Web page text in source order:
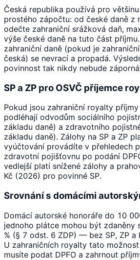
Česká republika používá pro
prostého zápočtu: od české daně z
odečte zahraniční srážková daň,
výše české daně na tuto část
zahraniční daně (pokud je
česká) se nevrací a propadá.
povinnost tak nikdy nebude
SP a ZP pro OSVČ příjemce
Pokud jsou zahraniční royalty příjmy
podléhají odvodům sociálního
základu daně) a zdravotního
základu daně). Zálohy na SP a ZP
vyúčtování provádíte v přehledech
zdravotní pojišťovnu po podání
vedlejší platí snížené zálohy a
Kč (2026) pro povinné SP.
Srovnání s domácími
Domácí autorské honoráře do 10
jednoho plátce mohou být zdaněny
% (§ 7 odst. 6 ZDP) — bez SP, ZP a
U zahraničních royalty tato
musíte podat DPFO a zahrnout